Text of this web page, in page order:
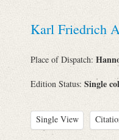
Karl Friedrich
Place of Dispatch:
Edition Status: Single
Single View